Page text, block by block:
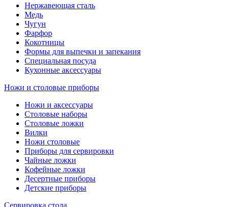
Нержавеющая сталь
Медь
Чугун
Фарфор
Кокотницы
Формы для выпечки и запекания
Специальная посуда
Кухонные аксессуары
Ножи и столовые приборы
Ножи и аксессуары
Столовые наборы
Столовые ложки
Вилки
Ножи столовые
Приборы для сервировки
Чайные ложки
Кофейные ложки
Десертные приборы
Детские приборы
Сервировка стола